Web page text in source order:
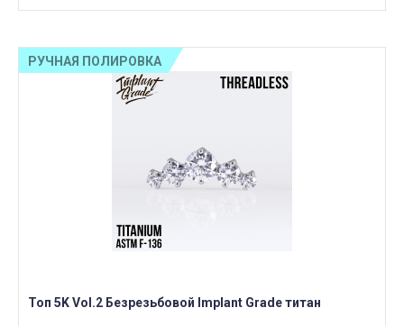
Топ 5K Vol.2 Безрезьбовой Implant Grade титан
РУЧНАЯ ПОЛИРОВКА